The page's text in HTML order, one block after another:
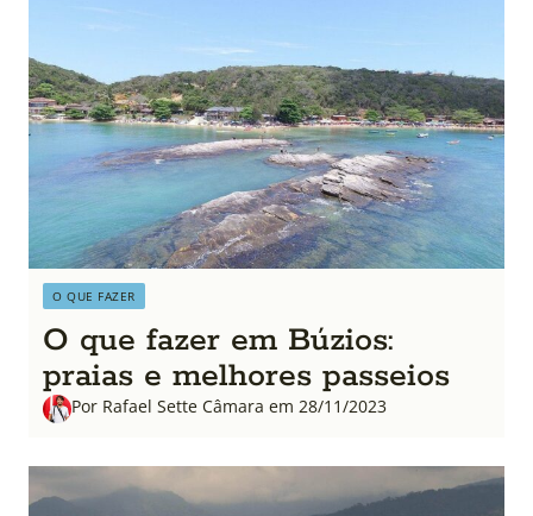
O QUE FAZER
O que fazer em Búzios:
praias e melhores passeios
Por Rafael Sette Câmara em 28/11/2023